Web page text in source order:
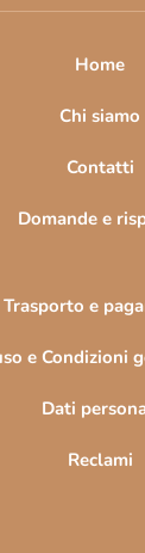
Home
Chi siamo
Contatti
Domande e
Trasporto e
e Condizioni
Dati
Reclami